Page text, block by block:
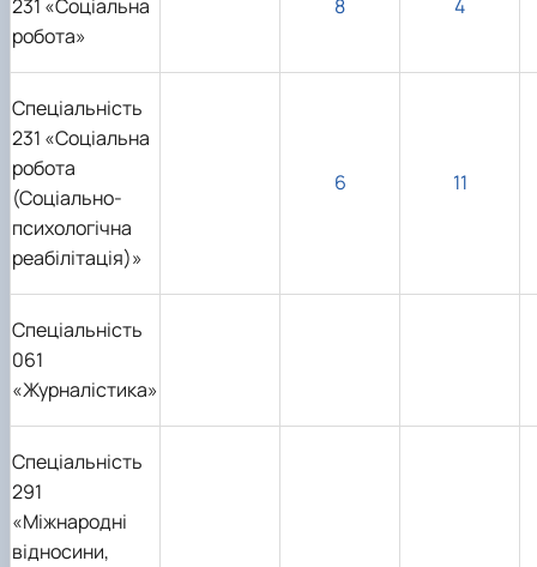
231 «Соціальна
робота»
8 4
Спеціальність
231 «Соціальна
робота
(Соціально-
психологічна
реабілітація)»
6 11
Спеціальність
061
«Журналістика»
Спеціальність
291
«Міжнародні
відносини,